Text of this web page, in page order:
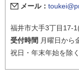
メール：
福井市大手3丁目17-
受付時間 月曜日から
祝日・年末年始を除く